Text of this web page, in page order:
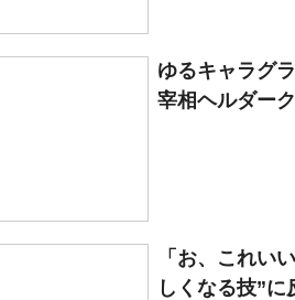
ゆるキャラグ
宰相ヘルダー
「お、これい
しくなる技”